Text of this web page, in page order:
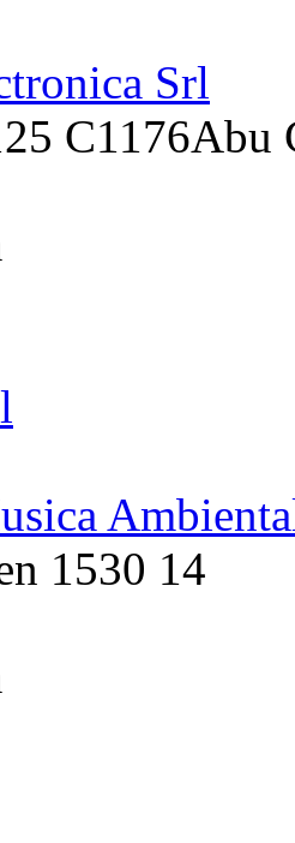
Srl
C1176Abu
1530 14